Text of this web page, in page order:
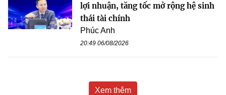
lợi nhuận, tăng tốc mở rộng hệ sinh
thái tài chính
Phúc Anh
20:49 06/08/2026
Xem thêm